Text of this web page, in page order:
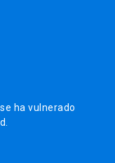
ha vulnerado